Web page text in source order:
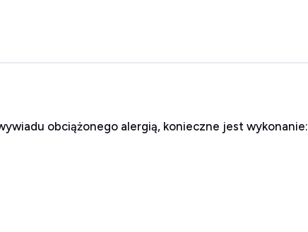
obciążonego alergią, konieczne jest wykonanie: